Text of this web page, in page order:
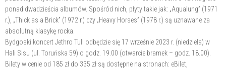
ponad dwadzieścia albumów. Spośród nich, płyty takie jak: „Aqualung” (1971
r.), „Thick as a Brick” (1972 r.) czy „Heavy Horses” (1978 r.) są uznawane za
absolutną klasykę rocka.
Bydgoski koncert Jethro Tull odbędzie się 17 wrześnie 2023 r. (niedziela) w
Hali Sisu (ul. Toruńska 59) o godz. 19.00 (otwarcie bramek – godz. 18.00).
Bilety w cenie od 185 zł do 335 zł są dostępne na stronach: eBilet,